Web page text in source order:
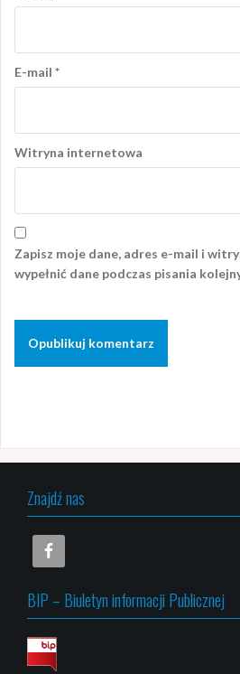
E-mail *
Witryna internetowa
Zapisz moje dane, adres e-mail i
wypełnić dane podczas pisania
Znajdź nas
BIP – Biuletyn informacji Publicznej